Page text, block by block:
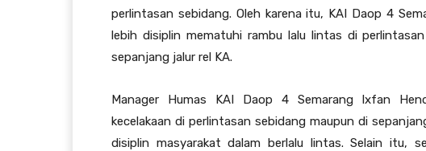
perlintasan sebidang. Oleh karena itu, KAI Daop 4
lebih disiplin mematuhi rambu lalu lintas di
sepanjang jalur rel KA.
Manager Humas KAI Daop 4 Semarang Ixfan
kecelakaan di perlintasan sebidang maupun di
disiplin masyarakat dalam berlalu lintas. Selain itu,